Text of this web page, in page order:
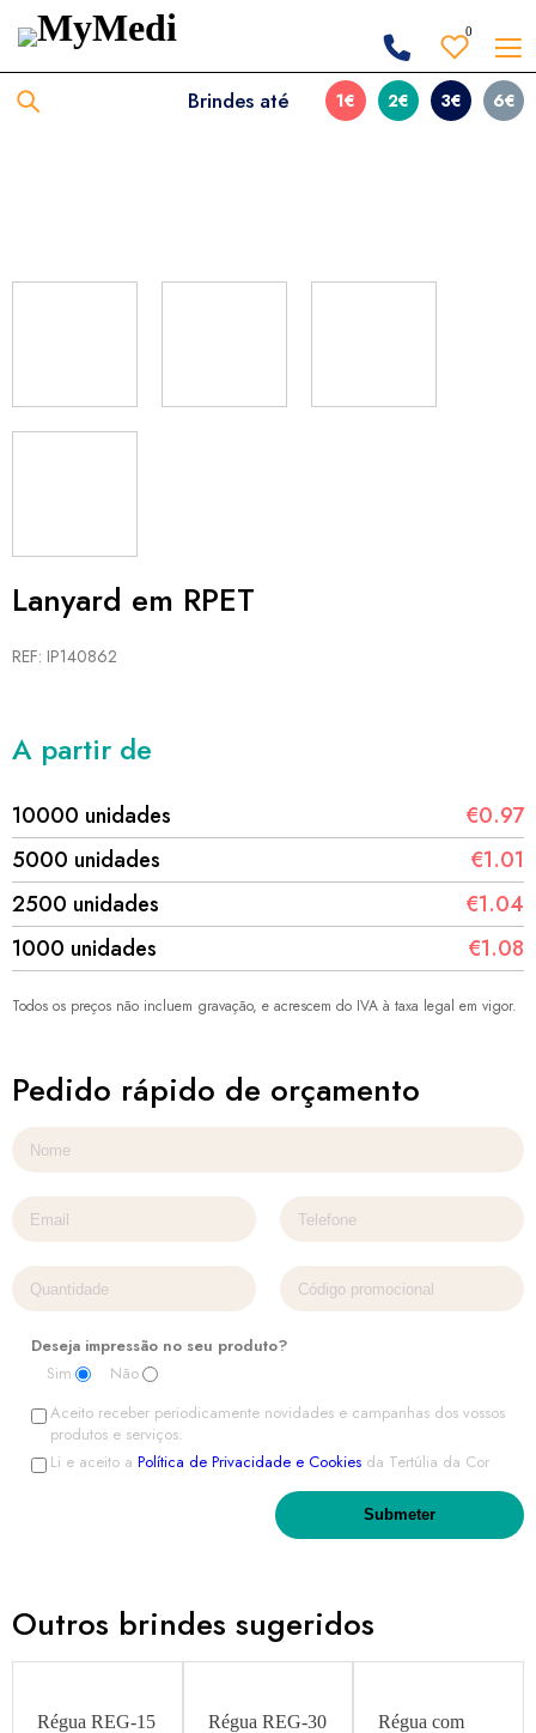
0
Brindes até 1€ 2€ 3€ 6€
Lanyard em RPET
REF: IP140862
A partir de
10000 unidades
€0.97
5000 unidades
€1.01
2500 unidades
€1.04
1000 unidades
€1.08
Todos os preços não incluem gravação, e acrescem do IVA à taxa legal em vigor.
Pedido rápido de orçamento
Deseja impressão no seu produto?
Sim
Não
Aceito receber periodicamente novidades e campanhas dos vossos
produtos e serviços.
Li e aceito a Política de Privacidade e Cookies da Tertúlia da Cor
Outros brindes sugeridos
Régua REG-15
Régua REG-30
Régua com